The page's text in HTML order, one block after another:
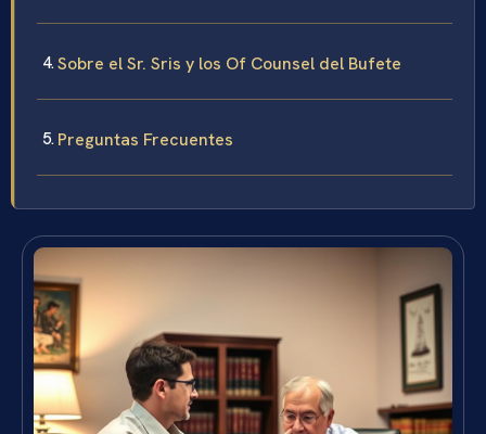
Sobre el Sr. Sris y los Of Counsel del Bufete
Preguntas Frecuentes